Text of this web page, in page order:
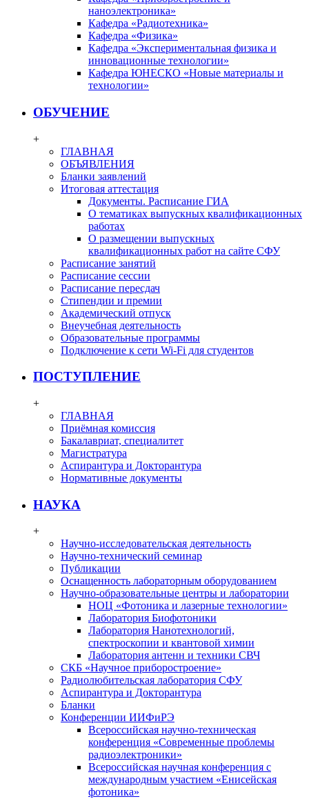
наноэлектроника»
Кафедра «Радиотехника»
Кафедра «Физика»
Кафедра «Экспериментальная физика и
инновационные технологии»
Кафедра ЮНЕСКО «Новые материалы и
технологии»
ОБУЧЕНИЕ
+
ГЛАВНАЯ
ОБЪЯВЛЕНИЯ
Бланки заявлений
Итоговая аттестация
Документы. Расписание ГИА
О тематиках выпускных квалификационных
работах
О размещении выпускных
квалификационных работ на сайте СФУ
Расписание занятий
Расписание сессии
Расписание пересдач
Стипендии и премии
Академический отпуск
Внеучебная деятельность
Образовательные программы
Подключение к сети Wi-Fi для студентов
ПОСТУПЛЕНИЕ
+
ГЛАВНАЯ
Приёмная комиссия
Бакалавриат, специалитет
Магистратура
Аспирантура и Докторантура
Нормативные документы
НАУКА
+
Научно-исследовательская деятельность
Научно-технический семинар
Публикации
Оснащенность лабораторным оборудованием
Научно-образовательные центры и лаборатории
НОЦ «Фотоника и лазерные технологии»
Лаборатория Биофотоники
Лаборатория Нанотехнологий,
спектроскопии и квантовой химии
Лаборатория антенн и техники СВЧ
СКБ «Научное приборостроение»
Радиолюбительская лаборатория СФУ
Аспирантура и Докторантура
Бланки
Конференции ИИФиРЭ
Всероссийская научно-техническая
конференция «Современные проблемы
радиоэлектроники»
Всероссийская научная конференция с
международным участием «Енисейская
фотоника»